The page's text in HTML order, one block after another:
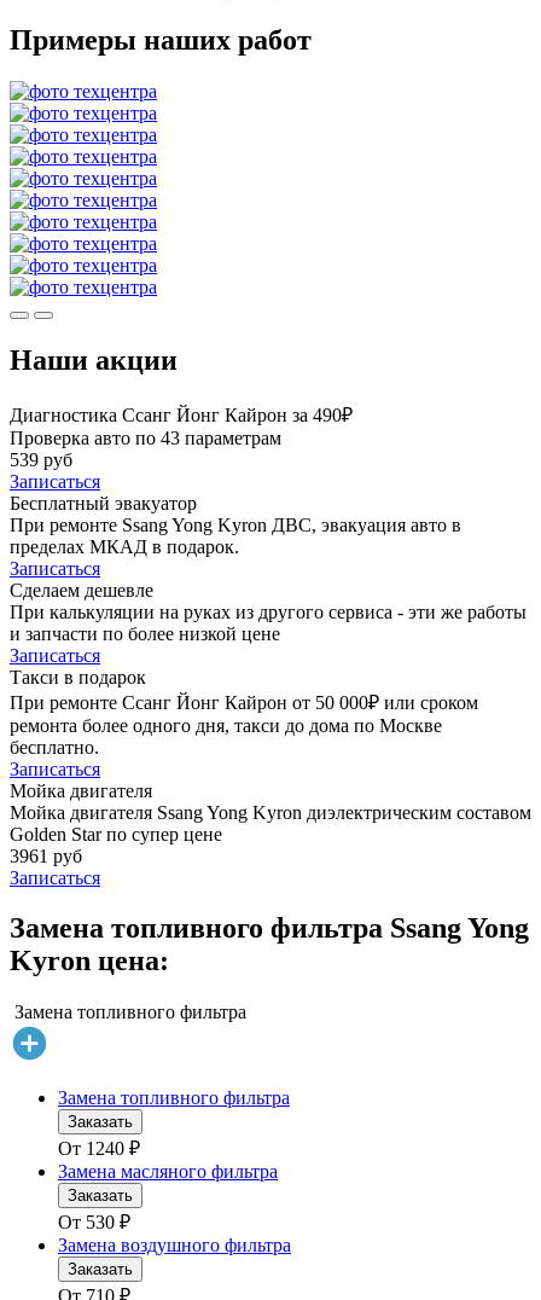
Примеры наших работ
Наши акции
Диагностика Ссанг Йонг Кайрон за 490₽
Проверка авто по 43 параметрам
539 руб
Записаться
Бесплатный эвакуатор
При ремонте Ssang Yong Kyron ДВС, эвакуация авто в
пределах МКАД в подарок.
Записаться
Сделаем дешевле
При калькуляции на руках из другого сервиса - эти же работы
и запчасти по более низкой цене
Записаться
Такси в подарок
При ремонте Ссанг Йонг Кайрон от 50 000₽ или сроком
ремонта более одного дня, такси до дома по Москве
бесплатно.
Записаться
Мойка двигателя
Мойка двигателя Ssang Yong Kyron диэлектрическим составом
Golden Star по супер цене
3961 руб
Записаться
Замена топливного фильтра Ssang Yong
Kyron цена:
Замена топливного фильтра
Замена топливного фильтра
Заказать
От 1240 ₽
Замена масляного фильтра
Заказать
От 530 ₽
Замена воздушного фильтра
Заказать